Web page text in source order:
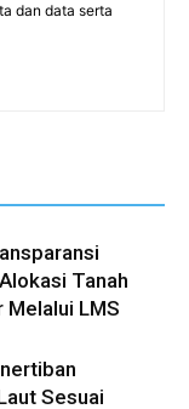
dan data serta
Tanah
Melalui LMS
Sesuai